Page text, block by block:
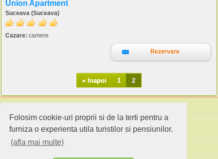
Folosim cookie-uri proprii si de la terti pentru a
furniza o experienta utila turistilor si pensiunilor.
(afla mai multe)
Union Apartment
Suceava (Suceava)
Cazare: camere
Rezervare
« Inapoi 1 2
Cauta pensiuni